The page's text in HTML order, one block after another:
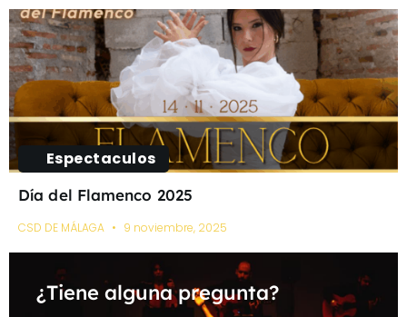
Espectaculos
Día del Flamenco 2025
CSD DE MÁLAGA 9 noviembre, 2025
¿Tiene alguna pregunta?